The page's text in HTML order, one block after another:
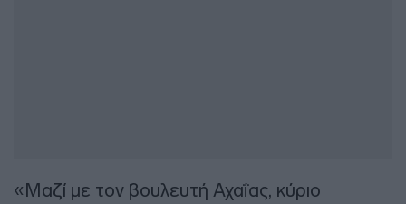
«Μαζί με τον βουλευτή Αχαΐας, κύριο